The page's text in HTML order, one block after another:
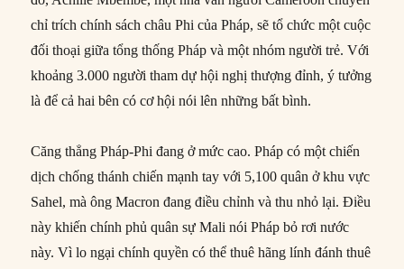
chỉ trích chính sách châu Phi của Pháp, sẽ tổ chức một cuộc
đối thoại giữa tổng thống Pháp và một nhóm người trẻ. Với
khoảng 3.000 người tham dự hội nghị thượng đỉnh, ý tưởng
là để cả hai bên có cơ hội nói lên những bất bình.
Căng thẳng Pháp-Phi đang ở mức cao. Pháp có một chiến
dịch chống thánh chiến mạnh tay với 5,100 quân ở khu vực
Sahel, mà ông Macron đang điều chỉnh và thu nhỏ lại. Điều
này khiến chính phủ quân sự Mali nói Pháp bỏ rơi nước
này. Vì lo ngại chính quyền có thể thuê hãng lính đánh thuê